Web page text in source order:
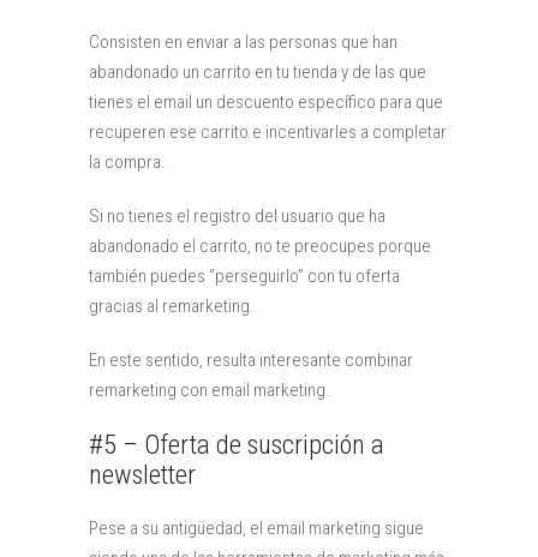
Consisten en enviar a las personas que han
abandonado un carrito en tu tienda y de las que
tienes el email un descuento específico para que
recuperen ese carrito e incentivarles a completar
la compra.
Si no tienes el registro del usuario que ha
abandonado el carrito, no te preocupes porque
también puedes “perseguirlo” con tu oferta
gracias al remarketing.
En este sentido, resulta interesante combinar
remarketing con email marketing.
#5 – Oferta de suscripción a
newsletter
Pese a su antigüedad, el email marketing sigue